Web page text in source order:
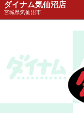
ダイナム気仙沼店
宮城県気仙沼市